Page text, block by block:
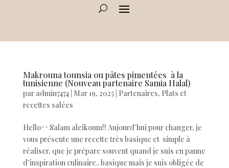
Makrouna tounsia ou pâtes pimentées à la
tunisienne (Nouveau partenaire Samia Halal)
par admin7474| Mar 19, 2025| Partenaires, Plats et
recettes salées
Hello^^ Salam aleikoum!! Aujourd’hui pour changer, je
vous présente une recette très basique et simple à
réaliser, que je prépare souvent quand je suis en panne
d’inspiration culinaire.. basique mais je suis obligée de